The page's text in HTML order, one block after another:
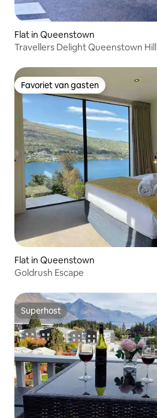
Flat in Queenstown
Travellers Delight Queenstown Hill
Favoriet van gasten
Favoriet van gasten
Flat in Queenstown
Goldrush Escape
Superhost
Superhost